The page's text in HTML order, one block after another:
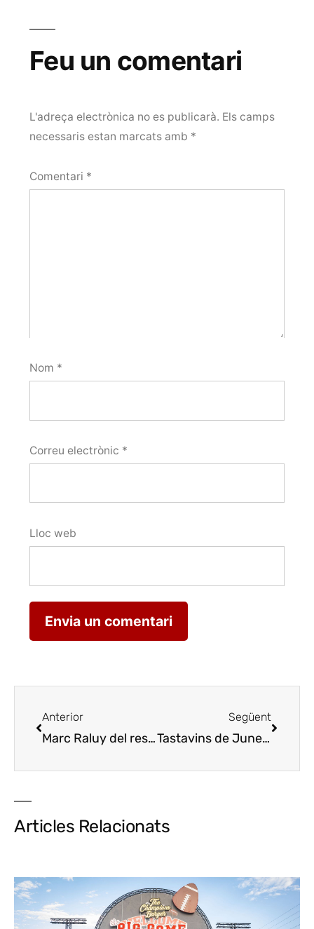
Feu un comentari
L'adreça electrònica no es publicarà. Els camps
necessaris estan marcats amb *
Comentari *
Nom *
Correu electrònic *
Lloc web
Anterior
Marc Raluy del restaurant Saroa guanya el Premi Joves Cuiners 2024
Següent
Tastavins de Juneda celebra el 8M amb un tast de «d’vines»
Articles Relacionats